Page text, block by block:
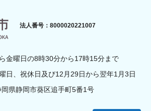
静岡市
法人番号：8000020221007
金曜日の8時30分から17時15分まで
日、祝休日及び12月29日から翌年1月3日
県静岡市葵区追手町5番1号